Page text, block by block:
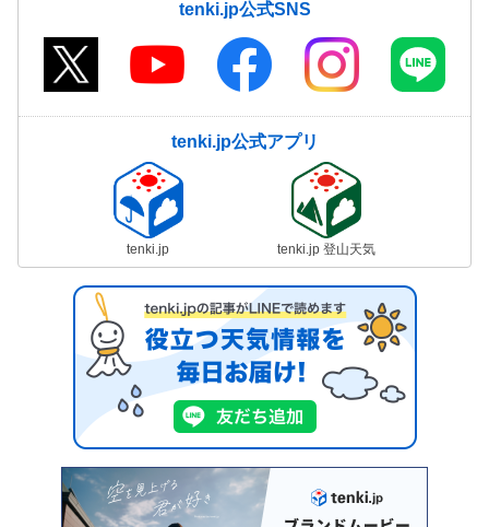
tenki.jp公式SNS
tenki.jp公式アプリ
tenki.jp tenki.jp 登山天気